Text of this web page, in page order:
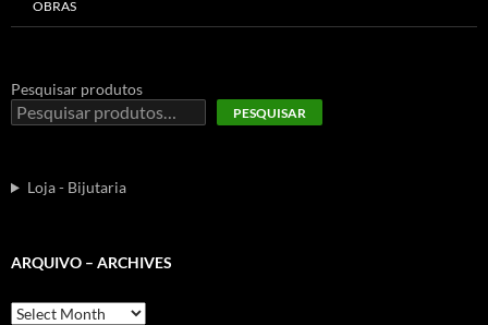
OBRAS
Pesquisar produtos
PESQUISAR
Loja - Bijutaria
ARQUIVO – ARCHIVES
Arquivo